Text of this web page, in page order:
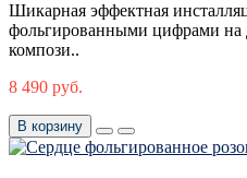
Шикарная эффектная
фольгированными цифрами
компози..
8 490 руб.
В корзину